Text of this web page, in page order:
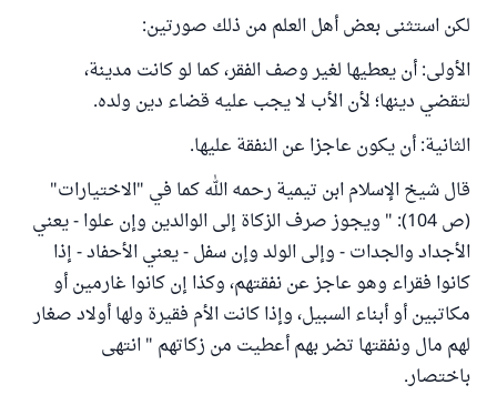
لكن استثنى بعض أهل العلم من ذلك صورتين:
الأولى: أن يعطيها لغير وصف الفقر، كما لو كانت مدينة،
لتقضي دينها؛ لأن الأب لا يجب عليه قضاء دين ولده.
الثانية: أن يكون عاجزا عن النفقة عليها.
قال شيخ الإسلام ابن تيمية رحمه الله كما في "الاختيارات"
(ص 104): " ويجوز صرف الزكاة إلى الوالدين وإن علوا - يعني
الأجداد والجدات - وإلى الولد وإن سفل - يعني الأحفاد - إذا
كانوا فقراء وهو عاجز عن نفقتهم، وكذا إن كانوا غارمين أو
مكاتبين أو أبناء السبيل، وإذا كانت الأم فقيرة ولها أولاد صغار
لهم مال ونفقتها تضر بهم أعطيت من زكاتهم " انتهى
باختصار.